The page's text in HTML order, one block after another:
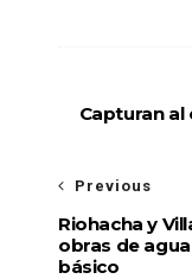
Capturan al
Previous
Riohacha y
obras de
básico